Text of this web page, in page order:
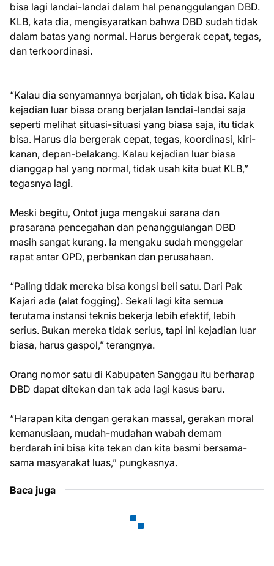
bisa lagi landai-landai dalam hal penanggulangan DBD.
KLB, kata dia, mengisyaratkan bahwa DBD sudah tidak
dalam batas yang normal. Harus bergerak cepat, tegas,
dan terkoordinasi.
“Kalau dia senyamannya berjalan, oh tidak bisa. Kalau
kejadian luar biasa orang berjalan landai-landai saja
seperti melihat situasi-situasi yang biasa saja, itu tidak
bisa. Harus dia bergerak cepat, tegas, koordinasi, kiri-
kanan, depan-belakang. Kalau kejadian luar biasa
dianggap hal yang normal, tidak usah kita buat KLB,”
tegasnya lagi.
Meski begitu, Ontot juga mengakui sarana dan
prasarana pencegahan dan penanggulangan DBD
masih sangat kurang. Ia mengaku sudah menggelar
rapat antar OPD, perbankan dan perusahaan.
“Paling tidak mereka bisa kongsi beli satu. Dari Pak
Kajari ada (alat fogging). Sekali lagi kita semua
terutama instansi teknis bekerja lebih efektif, lebih
serius. Bukan mereka tidak serius, tapi ini kejadian luar
biasa, harus gaspol,” terangnya.
Orang nomor satu di Kabupaten Sanggau itu berharap
DBD dapat ditekan dan tak ada lagi kasus baru.
“Harapan kita dengan gerakan massal, gerakan moral
kemanusiaan, mudah-mudahan wabah demam
berdarah ini bisa kita tekan dan kita basmi bersama-
sama masyarakat luas,” pungkasnya.
Baca juga